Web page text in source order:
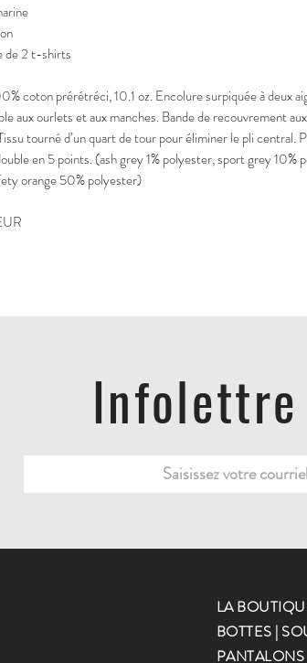
de 2 t-shirts
coton prérétréci, 10.1 oz. Encolure surpiquée à deux
aux ourlets et aux manches. Bande de recouvrement
tourné d’un quart de tour pour éliminer le pli central.
en 5 points. (ash grey 1% polyester, sport grey 10%
orange 50% polyester)
LA
BOTTES |
PANTALONS